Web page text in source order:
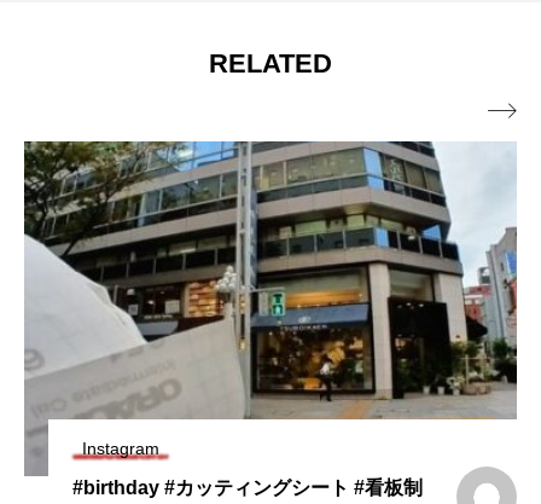
RELATED
Instagram
#birthday #カッティングシート #看板制
